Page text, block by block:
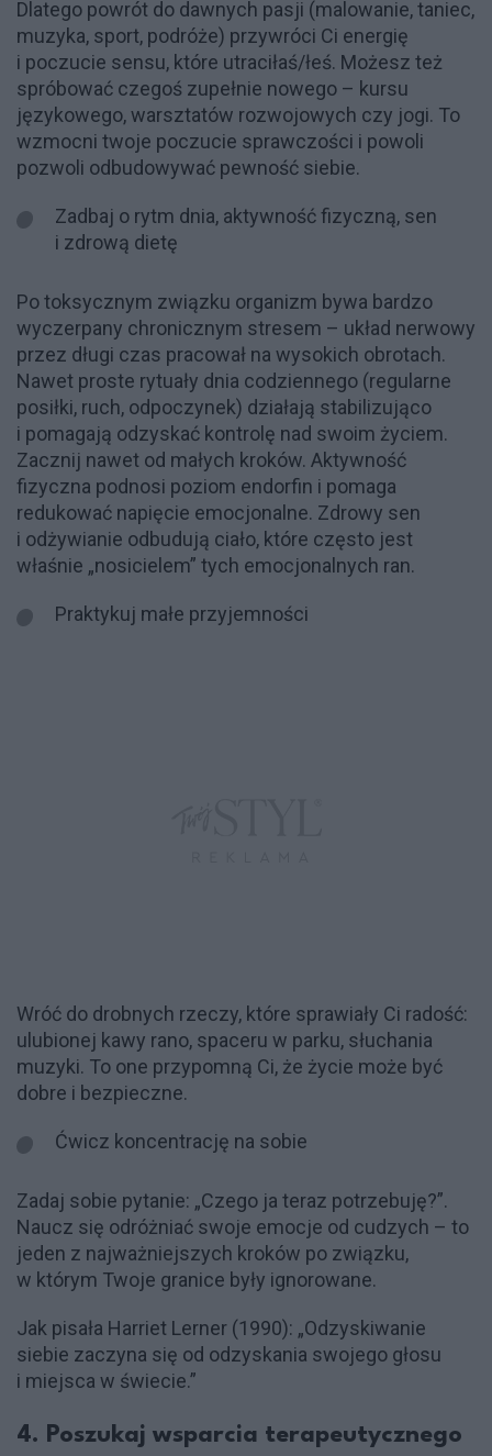
Dlatego powrót do dawnych pasji (malowanie, taniec,
muzyka, sport, podróże) przywróci Ci energię
i poczucie sensu, które utraciłaś/łeś. Możesz też
spróbować czegoś zupełnie nowego – kursu
językowego, warsztatów rozwojowych czy jogi. To
wzmocni twoje poczucie sprawczości i powoli
pozwoli odbudowywać pewność siebie.
Zadbaj o rytm dnia, aktywność fizyczną, sen
i zdrową dietę
Po toksycznym związku organizm bywa bardzo
wyczerpany chronicznym stresem – układ nerwowy
przez długi czas pracował na wysokich obrotach.
Nawet proste rytuały dnia codziennego (regularne
posiłki, ruch, odpoczynek) działają stabilizująco
i pomagają odzyskać kontrolę nad swoim życiem.
Zacznij nawet od małych kroków. Aktywność
fizyczna podnosi poziom endorfin i pomaga
redukować napięcie emocjonalne. Zdrowy sen
i odżywianie odbudują ciało, które często jest
właśnie „nosicielem” tych emocjonalnych ran.
Praktykuj małe przyjemności
Wróć do drobnych rzeczy, które sprawiały Ci radość:
ulubionej kawy rano, spaceru w parku, słuchania
muzyki. To one przypomną Ci, że życie może być
dobre i bezpieczne.
Ćwicz koncentrację na sobie
Zadaj sobie pytanie: „Czego ja teraz potrzebuję?”.
Naucz się odróżniać swoje emocje od cudzych – to
jeden z najważniejszych kroków po związku,
w którym Twoje granice były ignorowane.
Jak pisała Harriet Lerner (1990): „Odzyskiwanie
siebie zaczyna się od odzyskania swojego głosu
i miejsca w świecie.”
4. Poszukaj wsparcia terapeutycznego